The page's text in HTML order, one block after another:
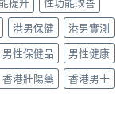
提升
性功能改善
港男保健
港男實測
男性保健品
男性健康
香港壯陽藥
香港男士